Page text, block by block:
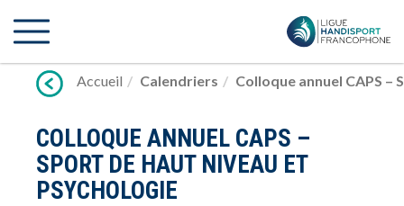
vers
Accueil
Calendriers Colloque annuel CAPS
COLLOQUE ANNUEL CAPS –
SPORT DE HAUT NIVEAU ET
PSYCHOLOGIE